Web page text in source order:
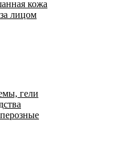
кожа
лицом
гели